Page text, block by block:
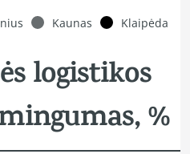
Kaunas Klaipėda
logistikos
%